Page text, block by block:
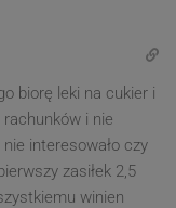
biorę leki na cukier i
i nie
interesowało czy
zasiłek 2,5
winien